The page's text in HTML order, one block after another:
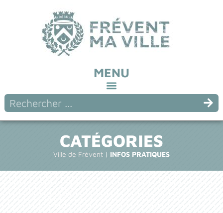
MENU
CATÉGORIES
Ville de Frévent | INFOS PRATIQUES